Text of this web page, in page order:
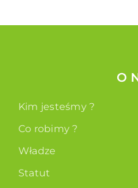
O
Kim jesteśmy ?
Co robimy ?
Władze
Statut